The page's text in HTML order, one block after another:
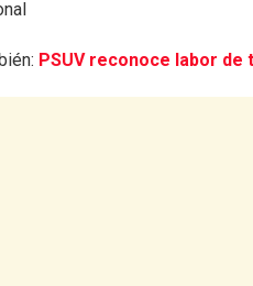
PSUV reconoce labor de